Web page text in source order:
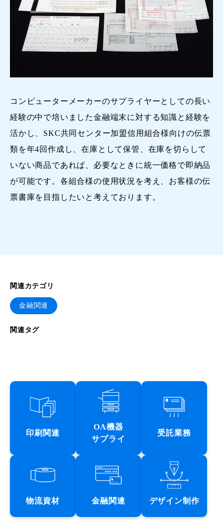
コンピューターメーカーのサプライヤーとしての長い
経験の中で培いました金融端末に対する知識と経験を
活かし、SKC共同センター加盟信用組合様向けの伝票
類を年4回作成し、在庫として保管、在庫を切らして
いない商品であれば、必要なときに統一価格で即納品
が可能です。各組合様の使用状況を考え、お客様の伝
票書庫を目指したいと考えております。
関連カテゴリ
金融関連
関連タグ
印刷関連
OA機器
サプライ
受託業務
物流資材 金融関連 デザイン制作